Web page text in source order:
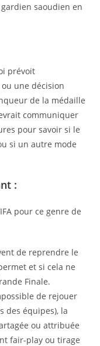
saoudien en
prévoit
une décision
de la médaille
communiquer
pour savoir si le
si un autre mode
:
pour ce genre de
de reprendre le
et si cela ne
Finale.
de rejouer
des équipes), la
ou attribuée
fair-play ou tirage